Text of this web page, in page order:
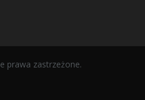
prawa zastrzeżone.